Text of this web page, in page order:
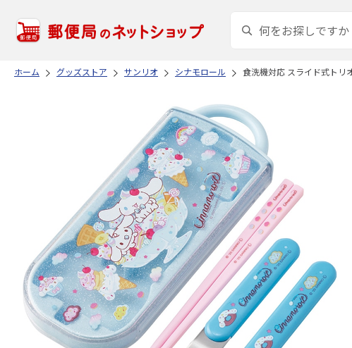
ホーム グッズストア サンリオ シナモロール 食洗機対応 スライド式トリ